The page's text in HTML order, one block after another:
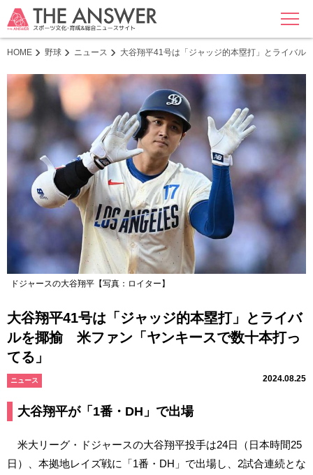
MENU
HOME 野球 ニュース 大谷翔平41号は「ジャッジ的本塁打」とライバ
ドジャースの大谷翔平【写真：ロイター】
大谷翔平41号は「ジャッジ的本塁打」とライバ
ルを揶揄 米ファン「ヤンキースで数十本打っ
てる」
ニュース 2024.08.25
大谷翔平が「1番・DH」で出場
米大リーグ・ドジャースの大谷翔平投手は24日（日本時間25
日）、本拠地レイズ戦に「1番・DH」で出場し、2試合連続とな